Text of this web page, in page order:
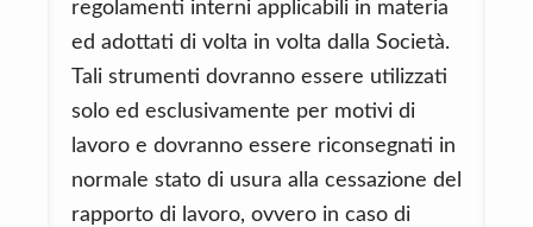
regolamenti interni applicabili in materia
ed adottati di volta in volta dalla Società.
Tali strumenti dovranno essere utilizzati
solo ed esclusivamente per motivi di
lavoro e dovranno essere riconsegnati in
normale stato di usura alla cessazione del
rapporto di lavoro, ovvero in caso di